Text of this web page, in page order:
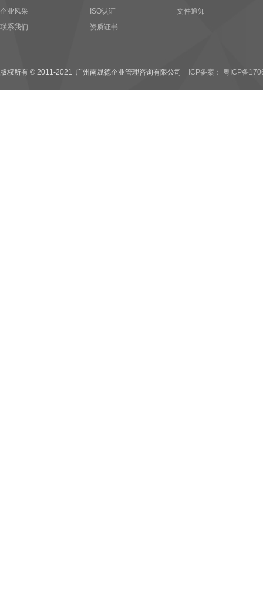
企业风采
联系我们
ISO认证
资质证书
文件通知
版权所有 © 2011-2021 广州南晟德企业管理咨询有限公司 ICP备案： 粤ICP备